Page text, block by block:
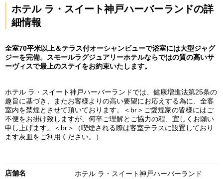
ホテル ラ・スイート神戸ハーバーランドの詳
細情報
全室70平米以上＆テラス付オーシャンビューで浴室には大型ジャグ
ジーを完備。スモールラグジュアリーホテルならではの質の高いサ
ーヴィスで最上のステイをお約束いたします。
ホテル ラ・スイート神戸ハーバーランドでは、健康増進法第25条の
趣旨に基づき、またお客様よりの高い要望にお応えする為に、全客
室内を禁煙とさせて頂いております。＜br＞ご愛煙家の皆様にはご
不便をお掛け致しますが、何卒ご理解とご協力の程、宜しくお願い
申し上げます。＜br＞（喫煙される際は客室テラスに設置しており
ます灰皿をご利用ください。）
店舗名 ホテル ラ・スイート神戸ハーバーランド